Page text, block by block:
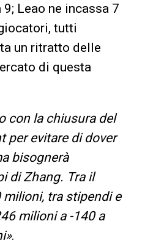
Leao ne incassa 7
tutti
un ritratto delle
di questa
con la chiusura del
per evitare di dover
bisognerà
di Zhang. Tra il
tra stipendi e
milioni a -140 a
.